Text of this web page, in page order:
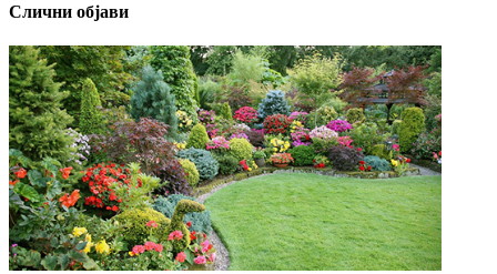
Слични објави